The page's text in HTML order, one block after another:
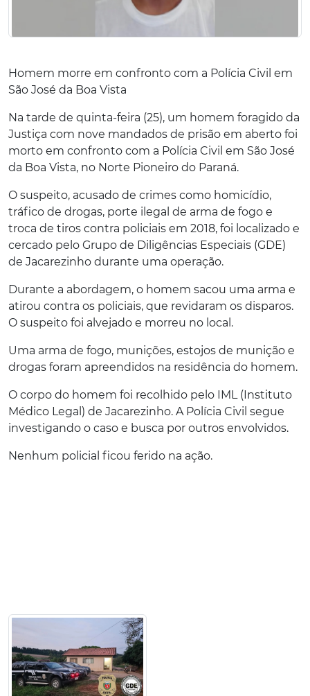
Homem morre em confronto com a Polícia Civil em
São José da Boa Vista
Na tarde de quinta-feira (25), um homem foragido da
Justiça com nove mandados de prisão em aberto foi
morto em confronto com a Polícia Civil em São José
da Boa Vista, no Norte Pioneiro do Paraná.
O suspeito, acusado de crimes como homicídio,
tráfico de drogas, porte ilegal de arma de fogo e
troca de tiros contra policiais em 2018, foi localizado e
cercado pelo Grupo de Diligências Especiais (GDE)
de Jacarezinho durante uma operação.
Durante a abordagem, o homem sacou uma arma e
atirou contra os policiais, que revidaram os disparos.
O suspeito foi alvejado e morreu no local.
Uma arma de fogo, munições, estojos de munição e
drogas foram apreendidos na residência do homem.
O corpo do homem foi recolhido pelo IML (Instituto
Médico Legal) de Jacarezinho. A Polícia Civil segue
investigando o caso e busca por outros envolvidos.
Nenhum policial ficou ferido na ação.